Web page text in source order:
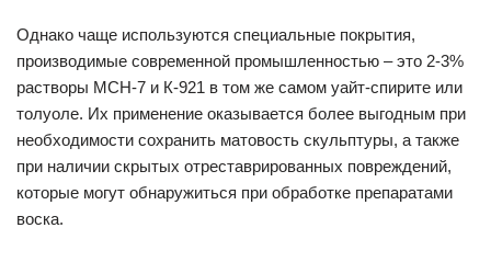
Однако чаще используются специальные покрытия,
производимые современной промышленностью – это 2-3%
растворы МСН-7 и К-921 в том же самом уайт-спирите или
толуоле. Их применение оказывается более выгодным при
необходимости сохранить матовость скульптуры, а также
при наличии скрытых отреставрированных повреждений,
которые могут обнаружиться при обработке препаратами
воска.